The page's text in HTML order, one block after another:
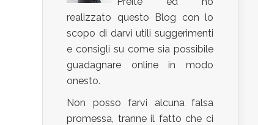
realizzato questo Blog con lo
scopo di darvi utili suggerimenti
e consigli su come sia possibile
guadagnare online in modo
onesto.
Non posso farvi alcuna falsa
promessa, tranne il fatto che ci